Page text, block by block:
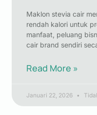
Maklon stevia cair
rendah kalori untuk
manfaat, peluang
cair brand sendiri
Read More »
Januari 22, 2026